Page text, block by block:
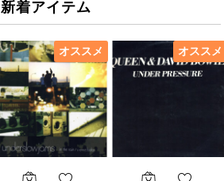
新着アイテム
オススメ オススメ